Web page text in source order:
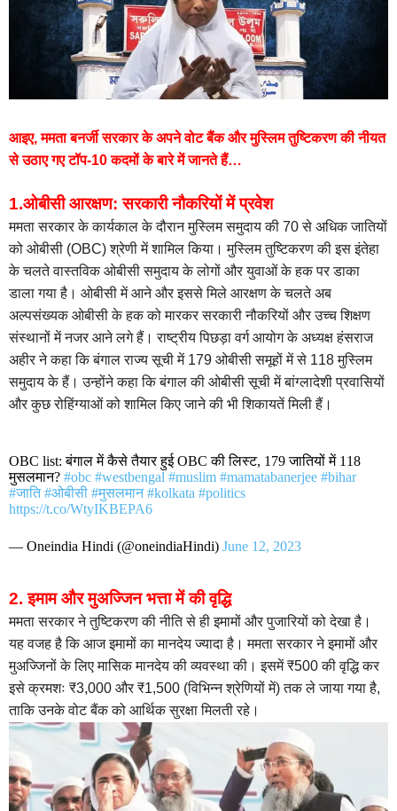
आइए, ममता बनर्जी सरकार के अपने वोट बैंक और मुस्लिम तुष्टिकरण की नीयत
से उठाए गए टॉप-10 कदमों के बारे में जानते हैं…
1.ओबीसी आरक्षण: सरकारी नौकरियों में प्रवेश
ममता सरकार के कार्यकाल के दौरान मुस्लिम समुदाय की 70 से अधिक जातियों
को ओबीसी (OBC) श्रेणी में शामिल किया। मुस्लिम तुष्टिकरण की इस इंतेहा
के चलते वास्तविक ओबीसी समुदाय के लोगों और युवाओं के हक पर डाका
डाला गया है। ओबीसी में आने और इससे मिले आरक्षण के चलते अब
अल्पसंख्यक ओबीसी के हक को मारकर सरकारी नौकरियों और उच्च शिक्षण
संस्थानों में नजर आने लगे हैं। राष्ट्रीय पिछड़ा वर्ग आयोग के अध्यक्ष हंसराज
अहीर ने कहा कि बंगाल राज्य सूची में 179 ओबीसी समूहों में से 118 मुस्लिम
समुदाय के हैं। उन्होंने कहा कि बंगाल की ओबीसी सूची में बांग्लादेशी प्रवासियों
और कुछ रोहिंग्याओं को शामिल किए जाने की भी शिकायतें मिली हैं।
OBC list: बंगाल में कैसे तैयार हुई OBC की लिस्ट, 179 जातियों में 118
मुसलमान? #obc #westbengal #muslim #mamatabanerjee #bihar
#जाति #ओबीसी #मुसलमान #kolkata #politics
https://t.co/WtyIKBEPA6
— Oneindia Hindi (@oneindiaHindi) June 12, 2023
2. इमाम और मुअज्जिन भत्ता में की वृद्धि
ममता सरकार ने तुष्टिकरण की नीति से ही इमामों और पुजारियों को देखा है।
यह वजह है कि आज इमामों का मानदेय ज्यादा है। ममता सरकार ने इमामों और
मुअज्जिनों के लिए मासिक मानदेय की व्यवस्था की। इसमें ₹500 की वृद्धि कर
इसे क्रमशः ₹3,000 और ₹1,500 (विभिन्न श्रेणियों में) तक ले जाया गया है,
ताकि उनके वोट बैंक को आर्थिक सुरक्षा मिलती रहे।